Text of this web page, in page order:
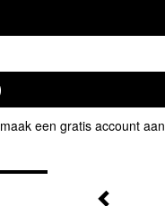
maak een gratis account aan